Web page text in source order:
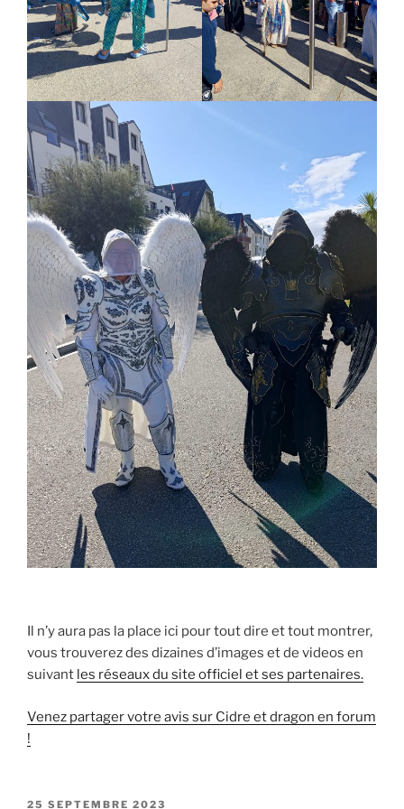
Il n’y aura pas la place ici pour tout dire et tout montrer,
vous trouverez des dizaines d’images et de videos en
suivant les réseaux du site officiel et ses partenaires.
Venez partager votre avis sur Cidre et dragon en forum
!
PUBLIÉ
25 SEPTEMBRE 2023